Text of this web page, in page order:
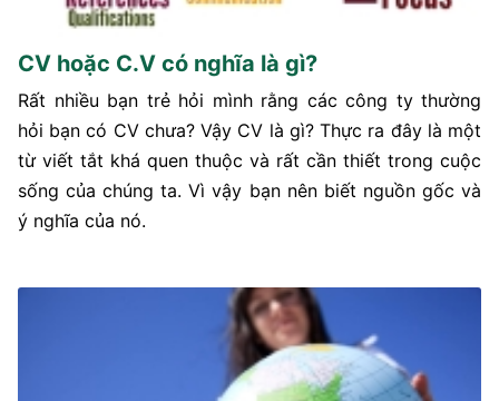
CV hoặc C.V có nghĩa là gì?
Rất nhiều bạn trẻ hỏi mình rằng các công ty thường
hỏi bạn có CV chưa? Vậy CV là gì? Thực ra đây là một
từ viết tắt khá quen thuộc và rất cần thiết trong cuộc
sống của chúng ta. Vì vậy bạn nên biết nguồn gốc và
ý nghĩa của nó.